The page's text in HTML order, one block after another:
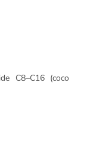
C8–C16 (coco